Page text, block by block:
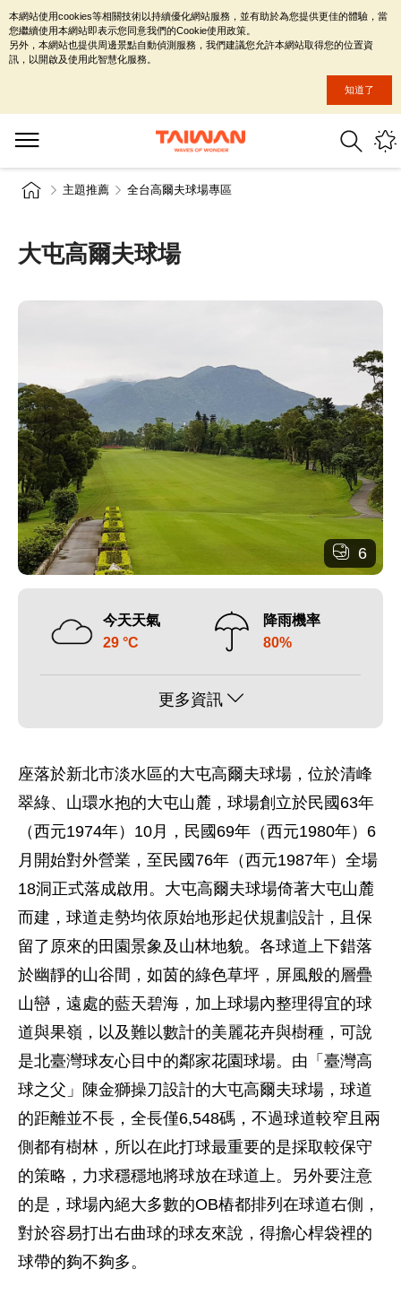
主題推薦 全台高爾夫球場專區
大屯高爾夫球場
6
今天天氣
29 °C
降雨機率
80%
更多資訊
座落於新北市淡水區的大屯高爾夫球場，位於清峰
翠綠、山環水抱的大屯山麓，球場創立於民國63年
（西元1974年）10月，民國69年（西元1980年）6
月開始對外營業，至民國76年（西元1987年）全場
18洞正式落成啟用。大屯高爾夫球場倚著大屯山麓
而建，球道走勢均依原始地形起伏規劃設計，且保
留了原來的田園景象及山林地貌。各球道上下錯落
於幽靜的山谷間，如茵的綠色草坪，屏風般的層疊
山巒，遠處的藍天碧海，加上球場內整理得宜的球
道與果嶺，以及難以數計的美麗花卉與樹種，可說
是北臺灣球友心目中的鄰家花園球場。由「臺灣高
球之父」陳金獅操刀設計的大屯高爾夫球場，球道
的距離並不長，全長僅6,548碼，不過球道較窄且兩
側都有樹林，所以在此打球最重要的是採取較保守
的策略，力求穩穩地將球放在球道上。另外要注意
的是，球場內絕大多數的OB樁都排列在球道右側，
對於容易打出右曲球的球友來說，得擔心桿袋裡的
球帶的夠不夠多。
本網站使用cookies等相關技術以持續優化網站服務，並有助於為您提供更佳的體驗，當
您繼續使用本網站即表示您同意我們的Cookie使用政策。
另外，本網站也提供周邊景點自動偵測服務，我們建議您允許本網站取得您的位置資
訊，以開啟及使用此智慧化服務。
知道了